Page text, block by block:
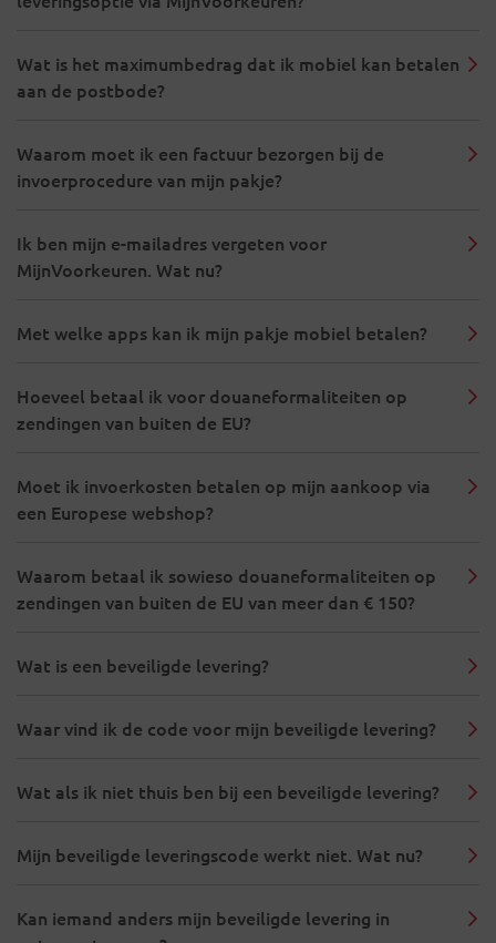
Wat is het maximumbedrag dat ik mobiel kan betalen
aan de postbode?
Waarom moet ik een factuur bezorgen bij de
invoerprocedure van mijn pakje?
Ik ben mijn e-mailadres vergeten voor
MijnVoorkeuren. Wat nu?
Met welke apps kan ik mijn pakje mobiel betalen?
Hoeveel betaal ik voor douaneformaliteiten op
zendingen van buiten de EU?
Moet ik invoerkosten betalen op mijn aankoop via
een Europese webshop?
Waarom betaal ik sowieso douaneformaliteiten op
zendingen van buiten de EU van meer dan € 150?
Wat is een beveiligde levering?
Waar vind ik de code voor mijn beveiligde levering?
Wat als ik niet thuis ben bij een beveiligde levering?
Mijn beveiligde leveringscode werkt niet. Wat nu?
Kan iemand anders mijn beveiligde levering in